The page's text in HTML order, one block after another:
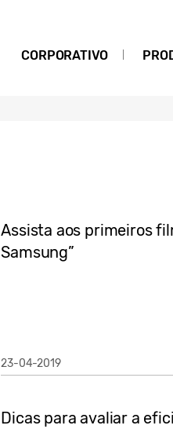
CORPORATIVO
Assista aos primeiros
Samsung”
23-04-2019
Dicas para avaliar a